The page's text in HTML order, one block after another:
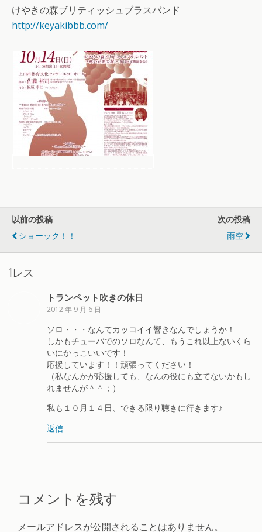
けやきの森ブリティッシュブラスバンド
http://keyakibbb.com/
以前の投稿
ショーック！！
次の投稿
雨空
1レス
トランペット吹きの休日
2012 年 9 月 6 日
ソロ・・・なんてカッコイイ響きなんでしょうか！
しかもチューバでのソロなんて、もうこれ以上ないくら
いにかっこいいです！
応援しています！！頑張ってください！
（私なんかが応援しても、なんの役にも立てないかもし
れませんが＾＾；）
私も１０月１４日、できる限り聴きに行きます♪
返信
コメントを残す
メールアドレスが公開されることはありません。